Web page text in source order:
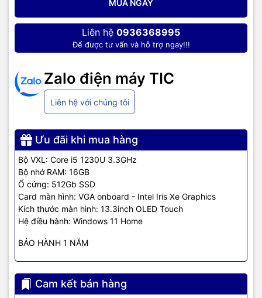
MUA NGAY
Liên hệ 0936368995
Để được tư vấn và hỗ trợ ngay!!!
Zalo điện máy TIC
Liên hệ với chúng tôi
Ưu đãi khi mua hàng
Bộ VXL: Core i5 1230U 3.3GHz
Bộ nhớ RAM: 16GB
Ổ cứng: 512Gb SSD
Card màn hình: VGA onboard - Intel Iris Xe Graphics
Kích thước màn hình: 13.3inch OLED Touch
Hệ điều hành: Windows 11 Home
BẢO HÀNH 1 NĂM
Cam kết bán hàng
Cấu hình mạnh mẽ
đa 4.4GHz. Mọi công việc sẽ được giải quyết một cách rất nhẹ
nhàng nhờ hiệu suất cao và ổn định của Envy x360. Card đồ họa